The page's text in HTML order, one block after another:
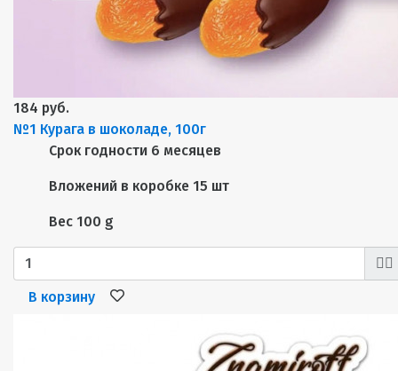
184 руб.
№1 Курага в шоколаде, 100г
Срок годности 6 месяцев
Вложений в коробке 15 шт
Вес 100 g
В корзину